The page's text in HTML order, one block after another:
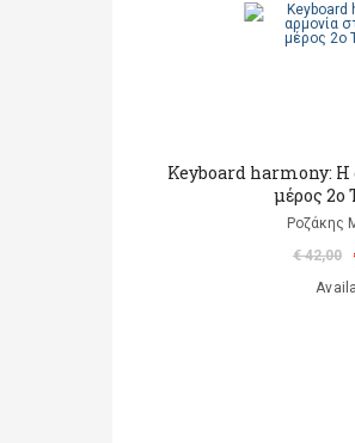
Keyboard harmony: Η
μέρος 2ο
Ροζάκης
€ 42,00